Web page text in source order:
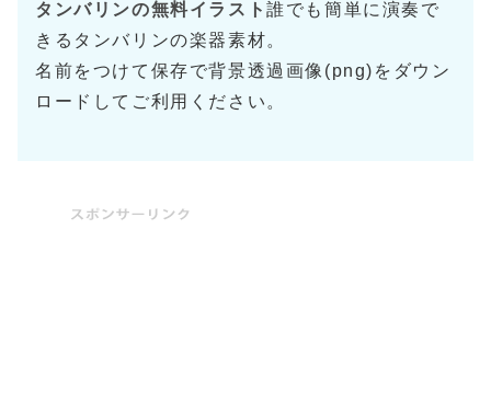
タンバリンの無料イラスト誰でも簡単に演奏で
きるタンバリンの楽器素材。
名前をつけて保存で背景透過画像(png)をダウン
ロードしてご利用ください。